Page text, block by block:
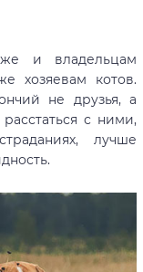
и владельцам
хозяевам котов.
не друзья, а
с ними,
лучше